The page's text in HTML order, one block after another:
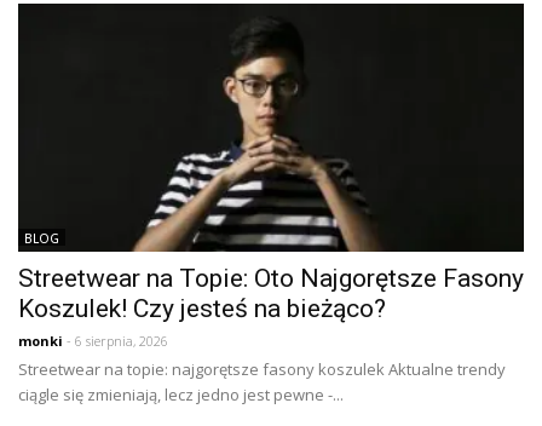
BLOG
Streetwear na Topie: Oto Najgorętsze Fasony
Koszulek! Czy jesteś na bieżąco?
monki - 6 sierpnia, 2026
Streetwear na topie: najgorętsze fasony koszulek Aktualne trendy
ciągle się zmieniają, lecz jedno jest pewne -...